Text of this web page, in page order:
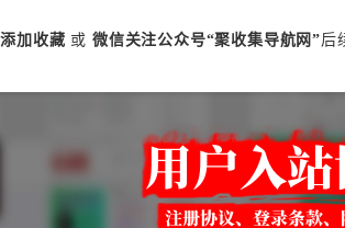
加收藏 或 微信关注公众号“聚收集导航网”后